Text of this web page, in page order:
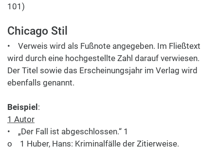
101)
Chicago Stil
• Verweis wird als Fußnote angegeben. Im Fließtext
wird durch eine hochgestellte Zahl darauf verwiesen.
Der Titel sowie das Erscheinungsjahr im Verlag wird
ebenfalls genannt.
Beispiel :
1 Autor
• „Der Fall ist abgeschlossen.“ 1
o 1 Huber, Hans: Kriminalfälle der Zitierweise.